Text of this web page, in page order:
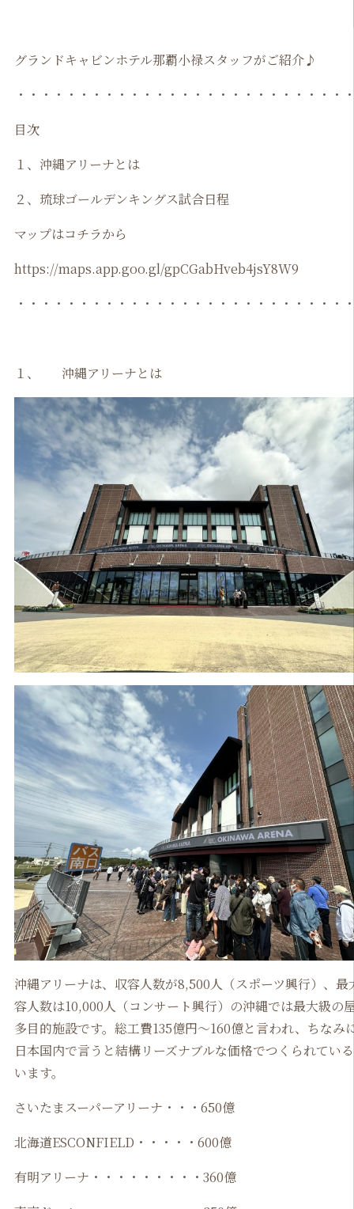
グランドキャビンホテル那覇小禄スタッフがご紹介♪
・・・・・・・・・・・・・・・・・・・・・・・・・・
目次
１、沖縄アリーナとは
２、琉球ゴールデンキングス試合日程
マップはコチラから
https://maps.app.goo.gl/gpCGabHveb4jsY8W9
・・・・・・・・・・・・・・・・・・・・・・・・・・
１、 沖縄アリーナとは
沖縄アリーナは、収容人数が8,500人（スポーツ興行）、最
容人数は10,000人（コンサート興行）の沖縄では最大級の
多目的施設です。総工費135億円～160億と言われ、ちなみ
日本国内で言うと結構リーズナブルな価格でつくられてい
います。
さいたまスーパーアリーナ・・・650億
北海道ESCONFIELD・・・・・600億
有明アリーナ・・・・・・・・・360億